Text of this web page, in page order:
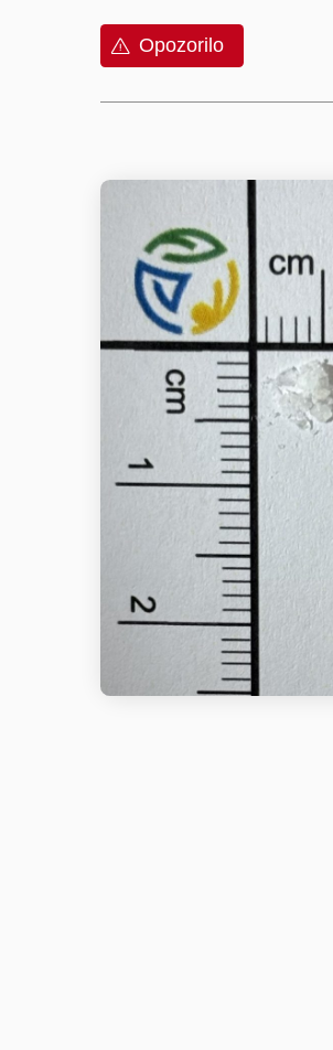
Opozorilo